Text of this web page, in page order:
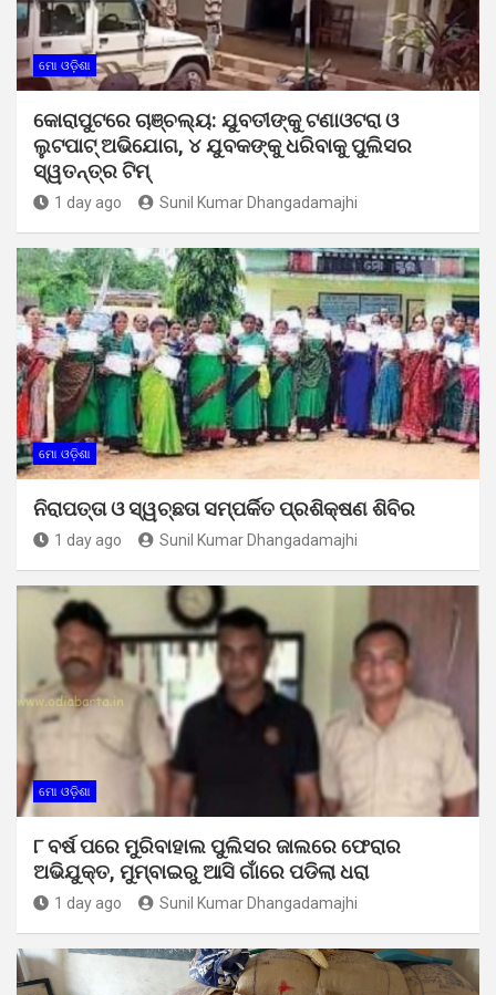
ମୋ ଓଡ଼ିଶା
କୋରାପୁଟରେ ଚାଞ୍ଚଲ୍ୟ: ଯୁବତୀଙ୍କୁ ଟଣାଓଟରା ଓ
ଲୁଟପାଟ୍ ଅଭିଯୋଗ, ୪ ଯୁବକଙ୍କୁ ଧରିବାକୁ ପୁଲିସର
ସ୍ୱତନ୍ତ୍ର ଟିମ୍
1 day ago Sunil Kumar Dhangadamajhi
ମୋ ଓଡ଼ିଶା
ନିରାପତ୍ତା ଓ ସ୍ୱଚ୍ଛତା ସମ୍ପର୍କିତ ପ୍ରଶିକ୍ଷଣ ଶିବିର
1 day ago Sunil Kumar Dhangadamajhi
ମୋ ଓଡ଼ିଶା
୮ ବର୍ଷ ପରେ ମୁରିବାହାଲ ପୁଲିସର ଜାଲରେ ଫେରାର
ଅଭିଯୁକ୍ତ, ମୁମ୍ବାଇରୁ ଆସି ଗାଁରେ ପଡିଲା ଧରା
1 day ago Sunil Kumar Dhangadamajhi